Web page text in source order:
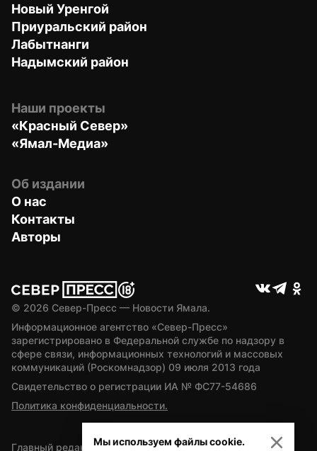
Новый Уренгой
Приуральский район
Лабытнанги
Надымский район
Наши проекты
«Красный Север»
«Ямал-Медиа»
Об издании
О нас
Контакты
Авторы
© 2026 Север-Пресс — Новости Ямала.
Информационное агентство «Север-Пресс»
зарегистрировано в Федеральной службе по надзору в
сфере связи, информационных технологий и массовых
коммуникаций (Роскомнадзор) 09 июля 2013 года
Свидетельство о регистрации ИА № ФС77-54686
Политика конфиденциальности.
Главный редактор — А.Л. Поздеев
Мы используем файлы cookie.